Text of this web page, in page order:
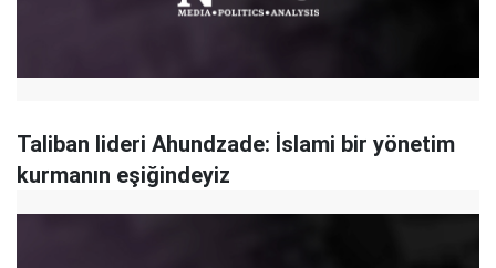
Taliban lideri Ahundzade: İslami bir yönetim
kurmanın eşiğindeyiz